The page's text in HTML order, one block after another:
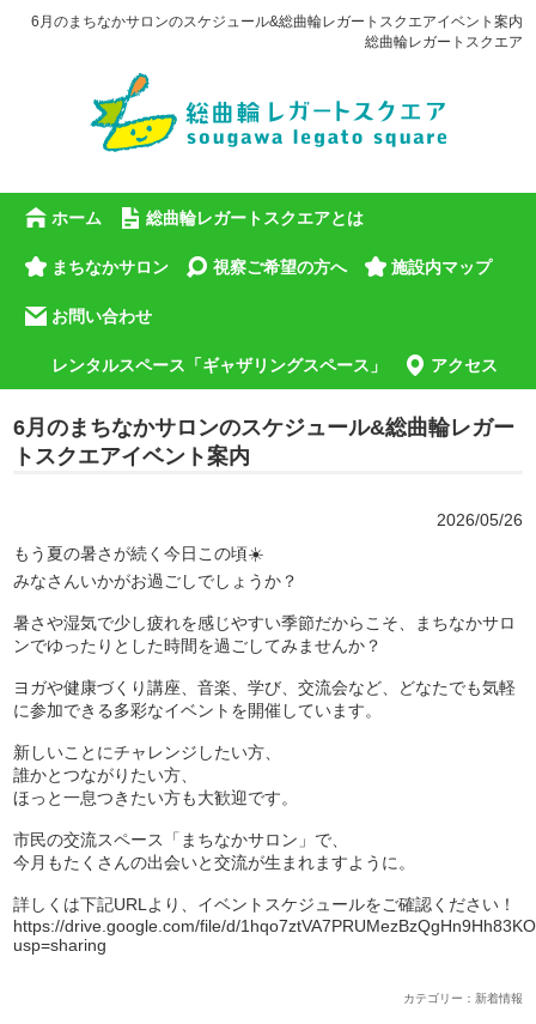
6月のまちなかサロンのスケジュール&総曲輪レガートスクエアイベント案内
総曲輪レガートスクエア
ホーム 総曲輪レガートスクエアとは
まちなかサロン 視察ご希望の方へ 施設内マップ
お問い合わせ
レンタルスペース「ギャザリングスペース」 アクセス
6月のまちなかサロンのスケジュール&総曲輪レガー
トスクエアイベント案内
2026/05/26
もう夏の暑さが続く今日この頃☀️
みなさんいかがお過ごしでしょうか？
暑さや湿気で少し疲れを感じやすい季節だからこそ、まちなかサロ
ンでゆったりとした時間を過ごしてみませんか？
ヨガや健康づくり講座、音楽、学び、交流会など、どなたでも気軽
に参加できる多彩なイベントを開催しています。
新しいことにチャレンジしたい方、
誰かとつながりたい方、
ほっと一息つきたい方も大歓迎です。
市民の交流スペース「まちなかサロン」で、
今月もたくさんの出会いと交流が生まれますように。
詳しくは下記URLより、イベントスケジュールをご確認ください！
https://drive.google.com/file/d/
usp=sharing
カテゴリー：新着情報